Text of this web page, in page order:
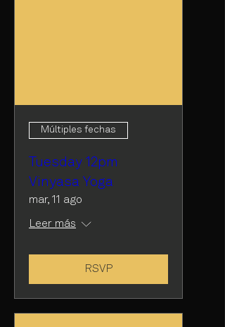
Múltiples fechas
Tuesday 12pm
Vinyasa Yoga
mar, 11 ago
Leer más
RSVP